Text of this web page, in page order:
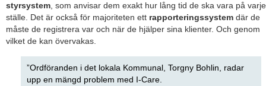
styrsystem , som anvisar dem exakt hur lång tid de ska vara på varje
ställe. Det är också för majoriteten ett rapporteringssystem där de
måste de registrera var och när de hjälper sina klienter. Och genom
vilket de kan övervakas.
”Ordföranden i det lokala Kommunal, Torgny Bohlin, radar
upp en mängd problem med I-Care.